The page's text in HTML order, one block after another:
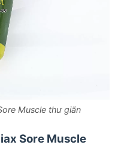
Muscle thư giãn
Sore Muscle